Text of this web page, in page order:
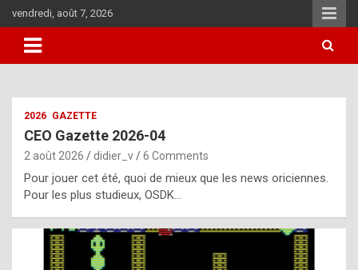
to
content
vendredi, août 7, 2026
i
u
l
2026 GAZETTE
CEO Gazette 2026-04
2 août 2026 didier_v 6 Comments
Pour jouer cet été, quoi de mieux que les news oriciennes.
Pour les plus studieux, OSDK…